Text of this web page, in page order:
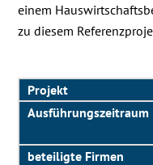
einem
zu diesem
Projekt
Aus­füh­rungs­zei­traum
beteiligte Firmen